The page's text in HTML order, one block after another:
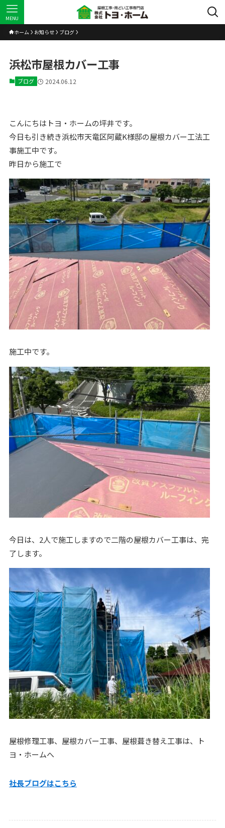
MENU
ホーム お知らせ ブログ
浜松市屋根カバー工事
ブログ 2024.06.12
こんにちはトヨ・ホームの坪井です。
今日も引き続き浜松市天竜区阿蔵K様邸の屋根カバー工法工
事施工中です。
昨日から施工で
施工中です。
今日は、2人で施工しますので二階の屋根カバー工事は、完
了します。
屋根修理工事、屋根カバー工事、屋根葺き替え工事は、ト
ヨ・ホームへ
社長ブログはこちら